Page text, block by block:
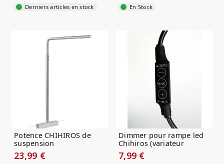
Derniers articles en stock En Stock
Potence CHIHIROS de
suspension
23,99 €
Dimmer pour rampe led
Chihiros (variateur
d'intensité)
7,99 €